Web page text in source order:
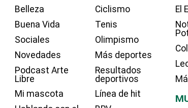
Belleza
Buena Vida
Sociales
Novedades
Podcast Arte
Libre
Mi mascota
Ciclismo
Tenis
Olimpismo
Más deportes
Resultados
deportivos
Línea de hit
El